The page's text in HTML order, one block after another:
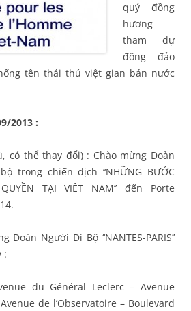
quý đồng
hương
tham dự
đông đảo
tên thái thú việt gian bán nước
2013 :
có thể thay đổi) : Chào mừng Đoàn
trong chiến dịch ‘‘NHỮNG BƯỚC
TẠI VIÊT NAM’’ đến Porte
Người Đi Bộ ‘‘NANTES-PARIS’’
:
du Général Leclerc – Avenue
de l’Observatoire – Boulevard